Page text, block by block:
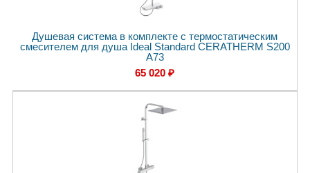
Душевая система в комплекте с термостатическим
смесителем для душа Ideal Standard CERATHERM S200
A73
65 020 ₽